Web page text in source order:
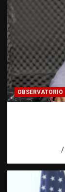
OBSERVATORIO